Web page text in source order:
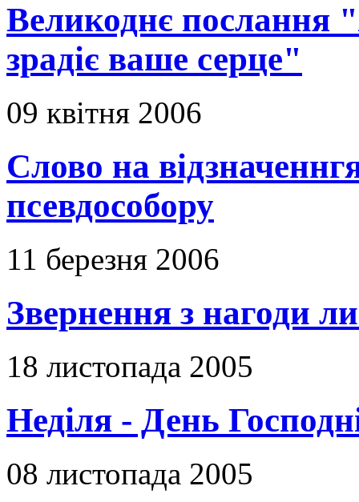
Великоднє послання
зрадіє ваше серце"
09 квітня 2006
Слово на
псевдособору
11 березня 2006
Звернення з нагоди
18 листопада 2005
Неділя - День
08 листопада 2005